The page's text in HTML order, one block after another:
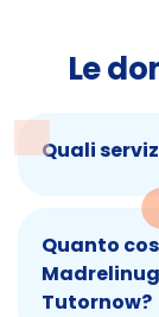
Le
Quali
Quanto
Tutornow?